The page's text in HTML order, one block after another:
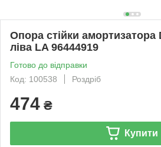
Опора стійки амортизатора
ліва LA 96444919
Готово до відправки
Код: 100538
Роздріб
474 ₴
Купити